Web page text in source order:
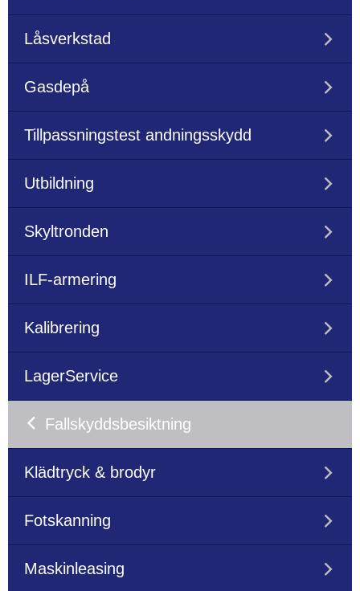
Låsverkstad
Gasdepå
Tillpassningstest andningsskydd
Utbildning
Skyltronden
ILF-armering
Kalibrering
LagerService
Fallskyddsbesiktning
Klädtryck & brodyr
Fotskanning
Maskinleasing